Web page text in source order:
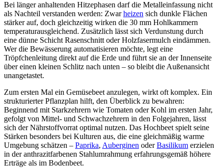
Bei länger anhaltenden Hitzephasen darf die Metalleinfassung nicht
als Nachteil verstanden werden: Zwarheizen sich dunkle Flächen
stärker auf, doch gleichzeitig wirken die 30 mm Hohlkammern
temperaturausgleichend. Zusätzlich lässt sich Verdunstung durch
eine dünne Schicht Rasenschnitt oder Holzfasermulch eindämmen.
Wer die Bewässerung automatisieren möchte, legt eine
Tröpfchenleitung direkt auf die Erde und führt sie an der Innenseite
über einen kleinen Schlitz nach unten – so bleibt die Außenansicht
unangetastet.
Zum ersten Mal ein Gemüsebeet anzulegen, wirkt oft komplex. Ein
strukturierter Pflanzplan hilft, den Überblick zu bewahren:
Beginnend mit Starkzehrern wie Tomaten oder Kohl im ersten Jahr,
gefolgt von Mittel- und Schwachzehrern in den Folgejahren, lässt
sich der Nährstoffvorrat optimal nutzen. Das Hochbeet spielt seine
Stärken besonders bei Kulturen aus, die eine gleichmäßig warme
Umgebung schätzen – Paprika, Auberginen oderBasilikum erzielen
in der anthrazitfarbenen Stahlumrahmung erfahrungsgemäß höhere
Erträge als im Bodenbeet.